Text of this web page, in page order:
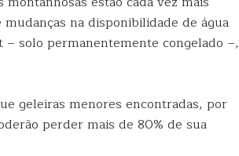
na disponibilidade de água
solo permanentemente congelado –,
geleiras menores encontradas, por
perder mais de 80% de sua